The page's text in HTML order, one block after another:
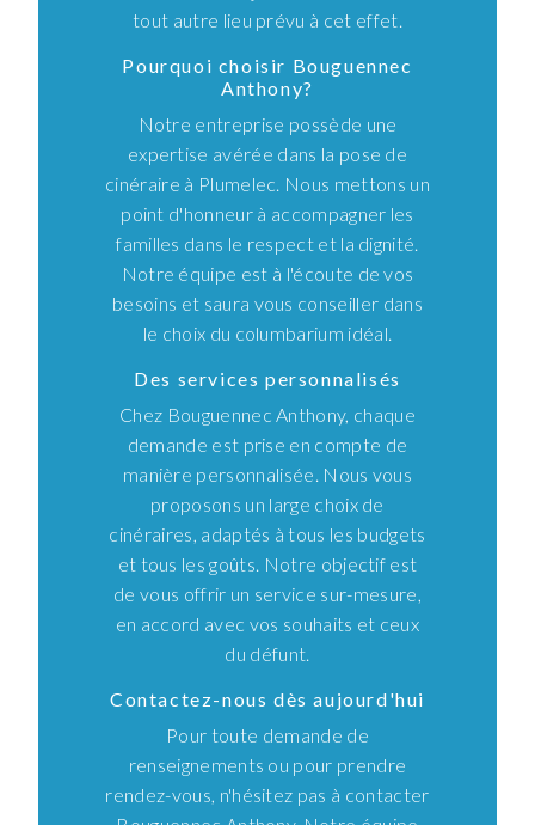
tout autre lieu prévu à cet effet.
Pourquoi choisir Bouguennec
Anthony?
Notre entreprise possède une
expertise avérée dans la pose de
cinéraire à Plumelec. Nous mettons un
point d'honneur à accompagner les
familles dans le respect et la dignité.
Notre équipe est à l'écoute de vos
besoins et saura vous conseiller dans
le choix du columbarium idéal.
Des services personnalisés
Chez Bouguennec Anthony, chaque
demande est prise en compte de
manière personnalisée. Nous vous
proposons un large choix de
cinéraires, adaptés à tous les budgets
et tous les goûts. Notre objectif est
de vous offrir un service sur-mesure,
en accord avec vos souhaits et ceux
du défunt.
Contactez-nous dès aujourd'hui
Pour toute demande de
renseignements ou pour prendre
rendez-vous, n'hésitez pas à contacter